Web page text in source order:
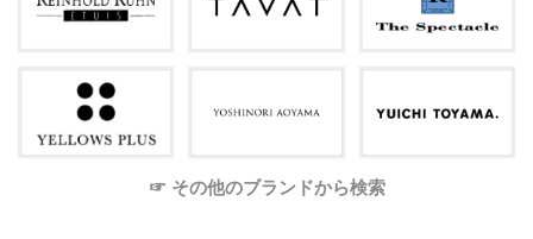
☞ その他のブランドから検索